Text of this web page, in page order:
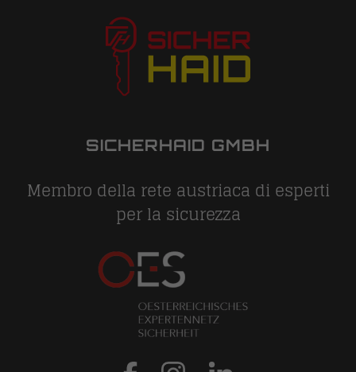
SICHERHAID GMBH
Membro della rete austriaca di esperti
per la sicurezza